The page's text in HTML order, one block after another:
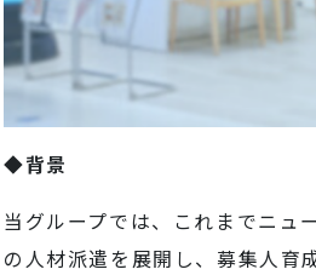
◆背景
当グループでは、これまでニュ
の人材派遣を展開し、募集人育